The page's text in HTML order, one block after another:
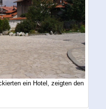
ein Hotel, zeigten den